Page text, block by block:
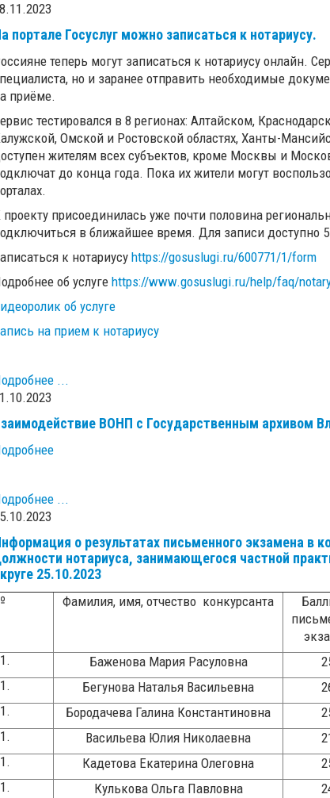
портале Госуслуг можно записаться к нотариусу.
теперь могут записаться к нотариусу онлайн.
но и заранее отправить необходимые
приёме.
тестировался в 8 регионах: Алтайском,
Омской и Ростовской областях, Ханты-
жителям всех субъектов, кроме Москвы и
до конца года. Пока их жители могут
проекту присоединилась уже почти половина
в ближайшее время. Для записи доступно
к нотариусу https://gosuslugi.ru/600771/1/form
об услугеhttps://www.gosuslugi.ru/help/faq/
об услуге
на прием к нотариусу
...
ВОНП с Государственным архивом
...
о результатах письменного экзамена в
нотариуса, занимающегося частной
25.10.2023
Фамилия, имя, отчество конкурсанта
Баженова Мария Расуловна
Бегунова Наталья Васильевна
Бородачева Галина Константиновна
Васильева Юлия Николаевна
Кадетова Екатерина Олеговна
Кулькова Ольга Павловна